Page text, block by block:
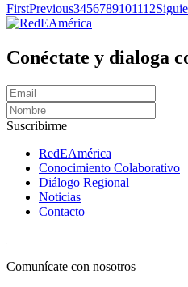
FirstPrevious3456789101112
Conéctate y dialoga
Suscribirme
RedEAmérica
Conocimiento Colaborativo
Diálogo Regional
Noticias
Contacto
Comunícate con nosotros